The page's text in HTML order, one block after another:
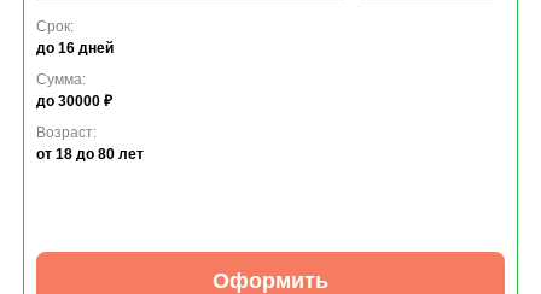
Срок:
до 16 дней
Сумма:
до 30000 ₽
Возраст:
от 18 до 80 лет
Оформить